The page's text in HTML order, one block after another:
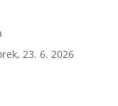
23. 6. 2026